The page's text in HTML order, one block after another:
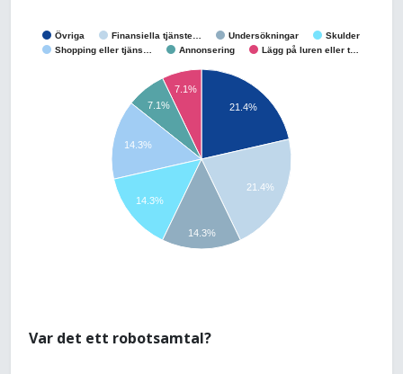
Övriga Finansiella tjänste… Undersökningar
Skulder
Shopping eller tjäns…
Annonsering Lägg på luren eller t…
21.4%
21.4%
7.1%
7.1%
14.3%
14.3%
14.3%
Var det ett robotsamtal?